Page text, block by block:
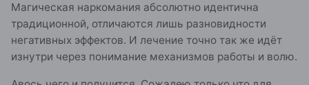
Магическая наркомания абсолютно идентична
традиционной, отличаются лишь разновидности
негативных эффектов. И лечение точно так же идёт
изнутри через понимание механизмов работы и волю.